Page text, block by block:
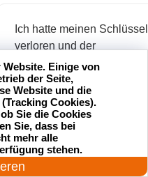
Ich hatte meinen Schlüssel
verloren und der
Schlüsseldienst war innerhalb
von 20 Minuten da, um mir zu
helfen. Toller Service!
Maria L.
Einige von
der Seite,
Website und die
Cookies).
Sie die Cookies
Sie, dass bei
mehr alle
stehen.